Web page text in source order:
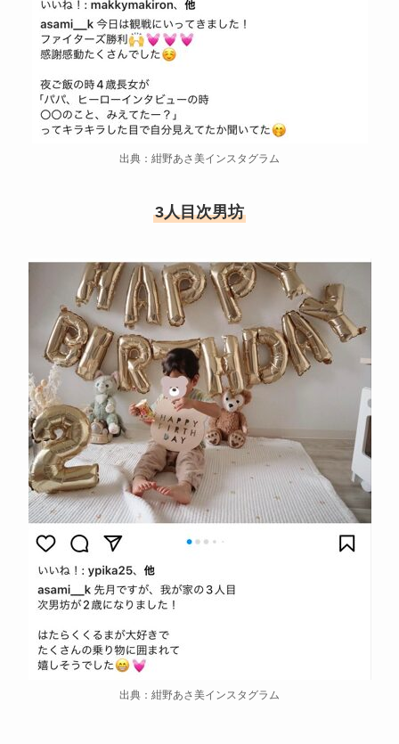
出典：紺野あさ美インスタグラム
3人目次男坊
出典：紺野あさ美インスタグラム